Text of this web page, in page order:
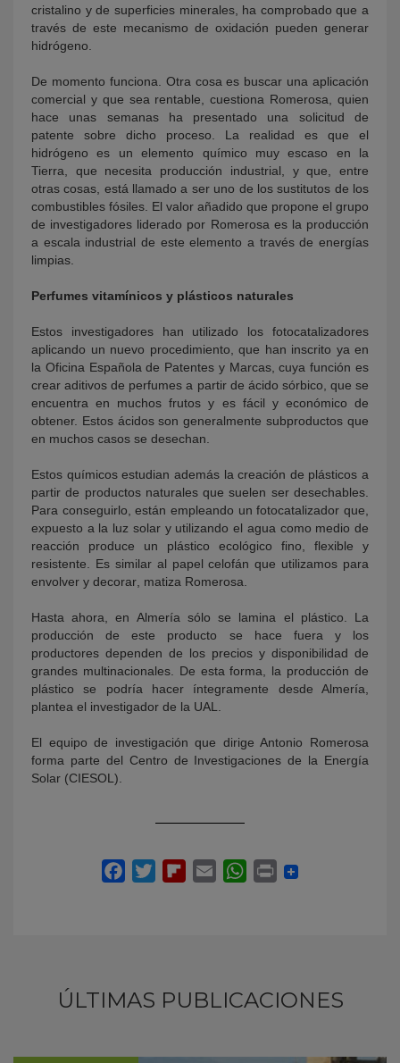
cristalino y de superficies minerales, ha comprobado que a
través de este mecanismo de oxidación pueden generar
hidrógeno.
De momento funciona. Otra cosa es buscar una aplicación
comercial y que sea rentable, cuestiona Romerosa, quien
hace unas semanas ha presentado una solicitud de
patente sobre dicho proceso. La realidad es que el
hidrógeno es un elemento químico muy escaso en la
Tierra, que necesita producción industrial, y que, entre
otras cosas, está llamado a ser uno de los sustitutos de los
combustibles fósiles. El valor añadido que propone el grupo
de investigadores liderado por Romerosa es la producción
a escala industrial de este elemento a través de energías
limpias.
Perfumes vitamínicos y plásticos naturales
Estos investigadores han utilizado los fotocatalizadores
aplicando un nuevo procedimiento, que han inscrito ya en
la Oficina Española de Patentes y Marcas, cuya función es
crear aditivos de perfumes a partir de ácido sórbico, que se
encuentra en muchos frutos y es fácil y económico de
obtener. Estos ácidos son generalmente subproductos que
en muchos casos se desechan.
Estos químicos estudian además la creación de plásticos a
partir de productos naturales que suelen ser desechables.
Para conseguirlo, están empleando un fotocatalizador que,
expuesto a la luz solar y utilizando el agua como medio de
reacción produce un plástico ecológico fino, flexible y
resistente. Es similar al papel celofán que utilizamos para
envolver y decorar, matiza Romerosa.
Hasta ahora, en Almería sólo se lamina el plástico. La
producción de este producto se hace fuera y los
productores dependen de los precios y disponibilidad de
grandes multinacionales. De esta forma, la producción de
plástico se podría hacer íntegramente desde Almería,
plantea el investigador de la UAL.
El equipo de investigación que dirige Antonio Romerosa
forma parte del Centro de Investigaciones de la Energía
Solar (CIESOL).
ÚLTIMAS PUBLICACIONES